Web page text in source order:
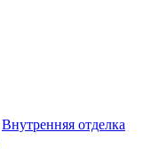
Внутренняя отделка